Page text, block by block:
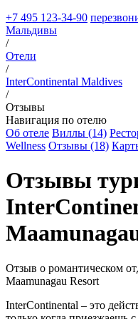
+7 495 123-34-90
Мальдивы
/
Отели
/
InterContinental Maldives
/
Отзывы
Навигация по отелю
Об отеле Виллы (14)
Wellness Отзывы (18)
Отзывы
Отзыв о романтическом
Maamunagau Resort
InterContinental – это